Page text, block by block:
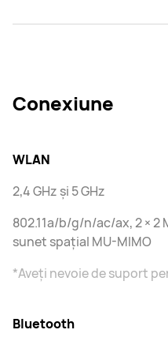
Conexiune
WLAN
2,4 GHz și 5 GHz
802.11a/b/g/n/ac/ax, 2 × 2
sunet spațial MU-MIMO
*Aveți nevoie de suport
Bluetooth